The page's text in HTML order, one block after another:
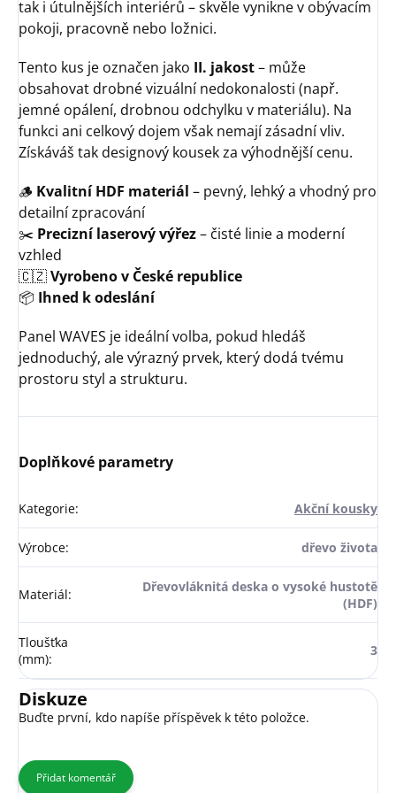
tak i útulnějších interiérů – skvěle vynikne v obývacím
pokoji, pracovně nebo ložnici.
Tento kus je označen jako II. jakost– může
obsahovat drobné vizuální nedokonalosti (např.
jemné opálení, drobnou odchylku v materiálu). Na
funkci ani celkový dojem však nemají zásadní vliv.
Získáváš tak designový kousek za výhodnější cenu.
🪵 Kvalitní HDF materiál – pevný, lehký a vhodný pro
detailní zpracování
✂️ Precizní laserový výřez– čisté linie a moderní
vzhled
🇨🇿Vyrobeno v České republice
📦 Ihned k odeslání
Panel WAVES je ideální volba, pokud hledáš
jednoduchý, ale výrazný prvek, který dodá tvému
prostoru styl a strukturu.
Doplňkové parametry
Kategorie: Akční kousky
Výrobce: dřevo života
Materiál:
Dřevovláknitá deska o vysoké hustotě
(HDF)
Tloušťka
(mm):
3
Diskuze
Buďte první, kdo napíše příspěvek k této položce.
Přidat komentář